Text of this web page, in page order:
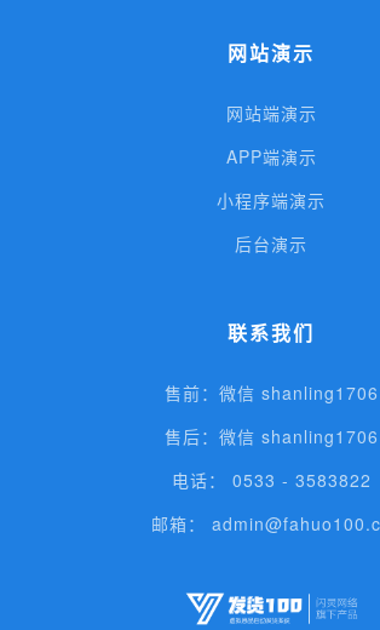
网站演示
网站端演示
APP端演示
小程序端演示
后台演示
联系我们
售前：微信 shanling1706
售后：微信 shanling1706
电话： 0533 - 3583822
邮箱：